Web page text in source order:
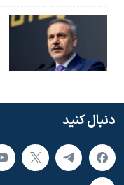
دنبال کنید